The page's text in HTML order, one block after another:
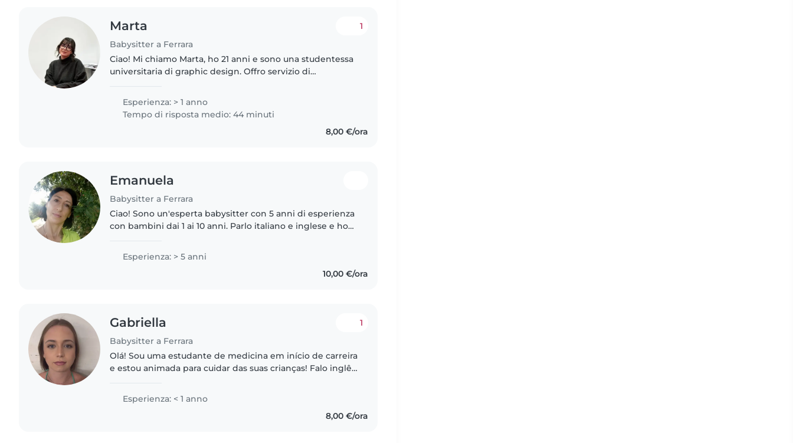
Marta
Babysitter a Ferrara
1
Ciao! Mi chiamo Marta, ho 21 anni e sono una studentessa
universitaria di graphic design. Offro servizio di
esigenze della famiglia..
Esperienza: > 1 anno
Tempo di risposta medio: 44 minuti
8,00 €/ora
Emanuela
Babysitter a Ferrara
Ciao! Sono un'esperta babysitter con 5 anni di esperienza
con bambini dai 1 ai 10 anni. Parlo italiano e inglese e ho
Esperienza: > 5 anni
10,00 €/ora
Gabriella
Babysitter a Ferrara
1
Olá! Sou uma estudante de medicina em início de carreira
e estou animada para cuidar das suas crianças! Falo inglês,
Esperienza: < 1 anno
8,00 €/ora